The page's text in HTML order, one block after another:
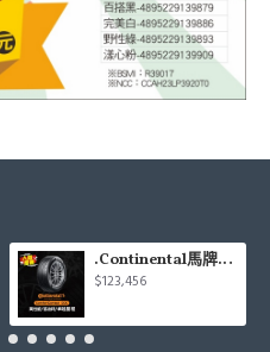
.Continental馬牌CCK輪胎特價專區
$123,456